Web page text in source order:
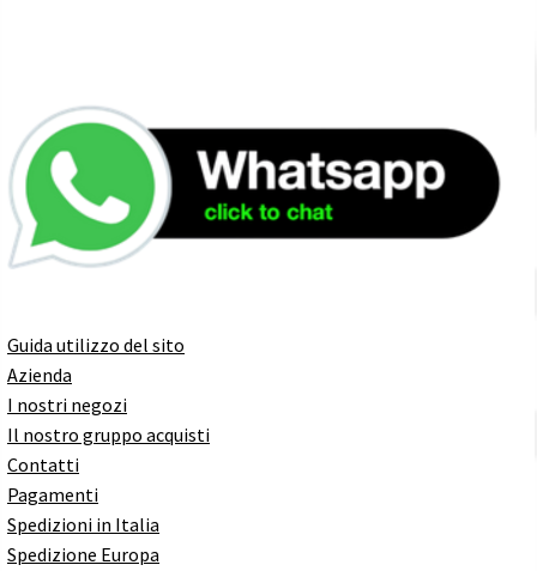
Guida utilizzo del sito
Azienda
I nostri negozi
Il nostro gruppo acquisti
Contatti
Pagamenti
Spedizioni in Italia
Spedizione Europa